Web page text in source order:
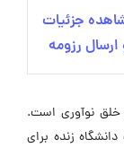
جزئیات
ارسال رزومه
خلق نوآوری است.
زنده برای